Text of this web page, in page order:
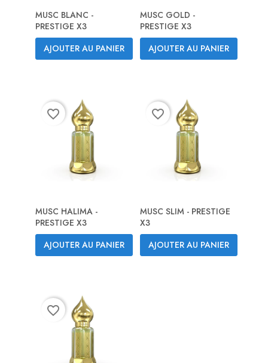
MUSC BLANC -
PRESTIGE X3
AJOUTER AU PANIER
MUSC GOLD -
PRESTIGE X3
AJOUTER AU PANIER
MUSC HALIMA -
PRESTIGE X3
AJOUTER AU PANIER
favorite_border
MUSC SLIM - PRESTIGE
X3
AJOUTER AU PANIER
favorite_border
favorite_border